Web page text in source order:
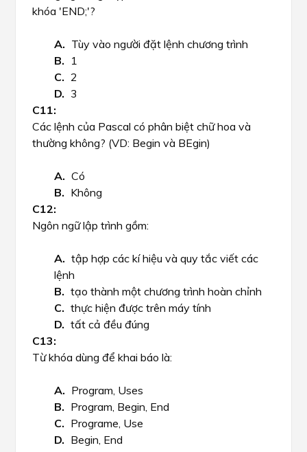
khóa 'END;'?
Tùy vào người đặt lệnh chương trình
1
2
3
Các lệnh của Pascal có phân biệt chữ hoa và
thường không? (VD: Begin và BEgin)
Có
Không
Ngôn ngữ lập trình gồm:
tập hợp các kí hiệu và quy tắc viết các
lệnh
tạo thành một chương trình hoàn chỉnh
thực hiện được trên máy tính
tất cả đều đúng
Từ khóa dùng để khai báo là:
Program, Uses
Program, Begin, End
Programe, Use
Begin, End